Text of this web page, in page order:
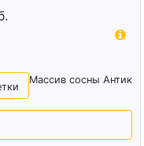
Массив сосны Антик